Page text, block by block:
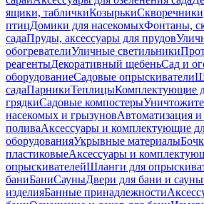
ящики, табличкиКозырьки
птицДомики для насекомыхФонтаны,
садаПруды, аксессуары для прудов
обогревателиУличные светильники
реагентыДекоративный щебеньСад и
оборудованиеСадовые опрыскиватели
садаПарникиТеплицыКомплектующие
грядкиСадовые компостеры
насекомых и грызуновАвтоматизация и
поливаАксессуары и комплектующие
оборудованияУкрывные материалы
пластиковыеАксессуары и
опрыскивателейШланги для
баниБаниСауныДвери для бани и сауны
изделияБанные принадлежности